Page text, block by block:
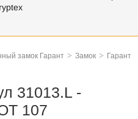
замок Гарант > Замок > Гарант
31013.L -
107